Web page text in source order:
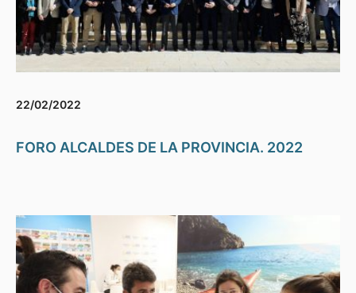
22/02/2022
FORO ALCALDES DE LA PROVINCIA. 2022